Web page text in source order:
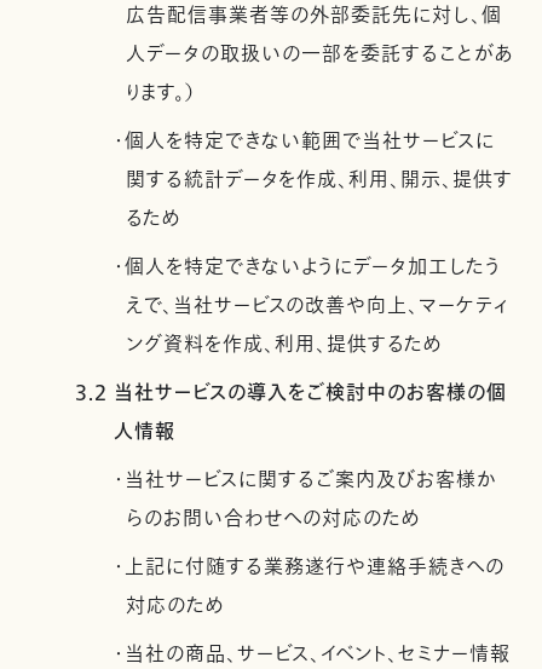
広告配信事業者等の外部委託先に対し、個
人データの取扱いの一部を委託することがあ
ります。）
・個人を特定できない範囲で当社サービスに
関する統計データを作成、利用、開示、提供す
るため
・個人を特定できないようにデータ加工したう
えで、当社サービスの改善や向上、マーケティ
ング資料を作成、利用、提供するため
3.2 当社サービスの導入をご検討中のお客様の個
人情報
・当社サービスに関するご案内及びお客様か
らのお問い合わせへの対応のため
・上記に付随する業務遂行や連絡手続きへの
対応のため
・当社の商品、サービス、イベント、セミナー情報